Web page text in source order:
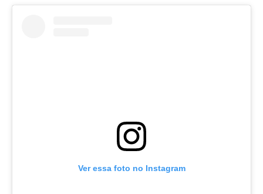
Ver essa foto no Instagram